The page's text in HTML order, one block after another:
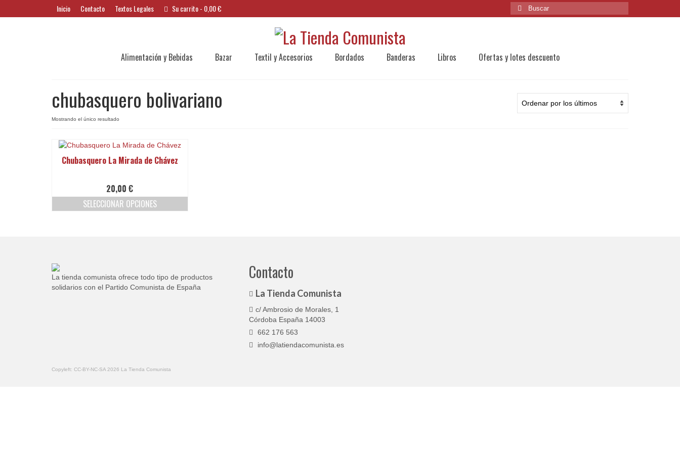
Inicio Contacto Textos Legales Su carrito- 0,00€
Buscar
por:
Alimentación y Bebidas Bazar Textil y Accesorios Bordados Banderas Libros Ofertas y lotes descuento
chubasquero bolivariano
Mostrando el único resultado
Chubasquero La Mirada de Chávez
20,00€
SELECCIONAR OPCIONES
opciones
se
La tienda comunista ofrece todo tipo de productos
solidarios con el Partido Comunista de España
Contacto
La Tienda Comunista
c/ Ambrosio de Morales, 1
Córdoba España 14003
662 176 563
info@latiendacomunista.es
Copyleft: CC-BY-NC-SA 2026 La Tienda Comunista